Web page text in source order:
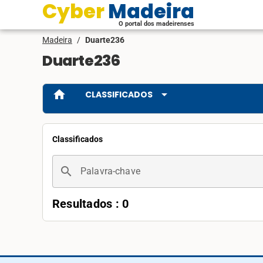
Cyber Madeira
O portal dos madeirenses
Madeira / Duarte236
Duarte236
home CLASSIFICADOS arrow_drop_down
Classificados
search Palavra-chave
Resultados : 0